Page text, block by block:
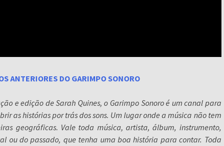
ANTERIORES DO GARIMPO SONORO
e edição de Sarah Quines, o Garimpo Sonoro é um canal para
as histórias por trás dos sons. Um lugar onde a música não tem
geográficas. Vale toda música, artista, álbum, instrumento,
ou do passado, que tenha uma boa história para contar. Toda